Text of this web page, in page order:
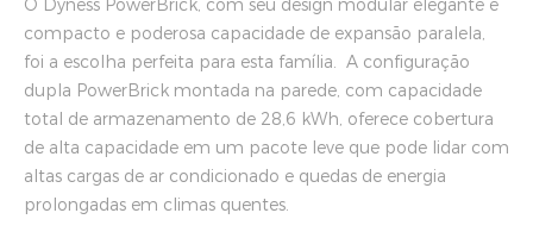
O Dyness PowerBrick, com seu design modular elegante e
compacto e poderosa capacidade de expansão paralela,
foi a escolha perfeita para esta família. A configuração
dupla PowerBrick montada na parede, com capacidade
total de armazenamento de 28,6 kWh, oferece cobertura
de alta capacidade em um pacote leve que pode lidar com
altas cargas de ar condicionado e quedas de energia
prolongadas em climas quentes.